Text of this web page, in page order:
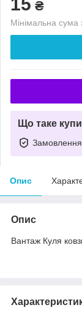
₴
Мінімальна
Що таке
Замовлення
Опис
Опис
Вантаж Куля